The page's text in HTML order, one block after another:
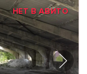
НЕТ В АВИТО